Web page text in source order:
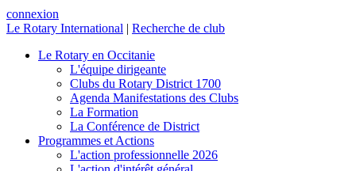
connexion
Le Rotary International | Recherche de club
Le Rotary en Occitanie
L'équipe dirigeante
Clubs du Rotary District 1700
Agenda Manifestations des Clubs
La Formation
La Conférence de District
Programmes et Actions
L'action professionnelle 2026